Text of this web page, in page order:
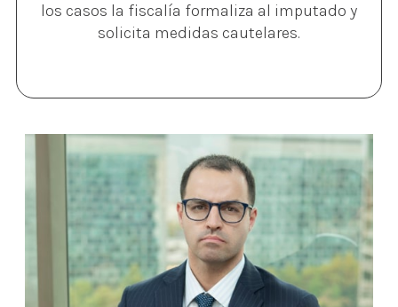
los casos la fiscalía formaliza al imputado y
solicita medidas cautelares.